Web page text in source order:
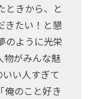
ときから、と
きたい！と懇
のように光栄
物がみんな魅
い人すぎて
俺のこと好き